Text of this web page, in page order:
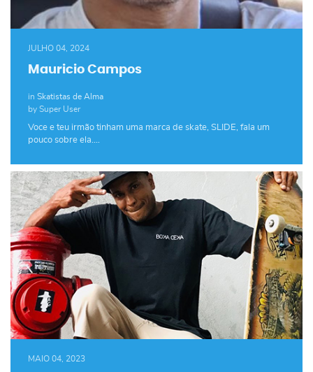
JULHO 04, 2024
Mauricio Campos
in Skatistas de Alma
by Super User
Voce e teu irmão tinham uma marca de skate, SLIDE, fala um
pouco sobre ela.…
MAIO 04, 2023